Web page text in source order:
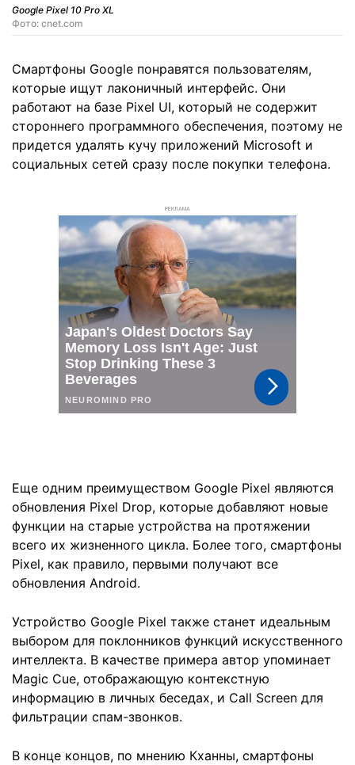
Google Pixel 10 Pro XL
Фото: cnet.com
Смартфоны Google понравятся пользователям,
которые ищут лаконичный интерфейс. Они
работают на базе Pixel UI, который не содержит
стороннего программного обеспечения, поэтому не
придется удалять кучу приложений Microsoft и
социальных сетей сразу после покупки телефона.
РЕКЛАМА
Еще одним преимуществом Google Pixel являются
обновления Pixel Drop, которые добавляют новые
функции на старые устройства на протяжении
всего их жизненного цикла. Более того, смартфоны
Pixel, как правило, первыми получают все
обновления Android.
Устройство Google Pixel также станет идеальным
выбором для поклонников функций искусственного
интеллекта. В качестве примера автор упоминает
Magic Cue, отображающую контекстную
информацию в личных беседах, и Call Screen для
фильтрации спам-звонков.
В конце концов, по мнению Кханны, смартфоны